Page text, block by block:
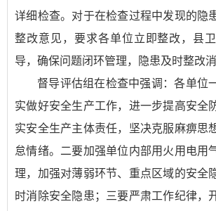
详细检查。对于在检查过程中发现的隐
整改意见，要求各单位立即整改，县
导，确保问题闭环管理，隐患及时整改消
督导评估组在检查中强调：各单位
实做好安全生产工作，进一步提高安全
实安全生产主体责任，坚决克服麻痹思
怠情绪。二要加强单位内部用火用电用
理，加强对薄弱环节、重点区域的安全
时消除安全隐患；三要严肃工作纪律，